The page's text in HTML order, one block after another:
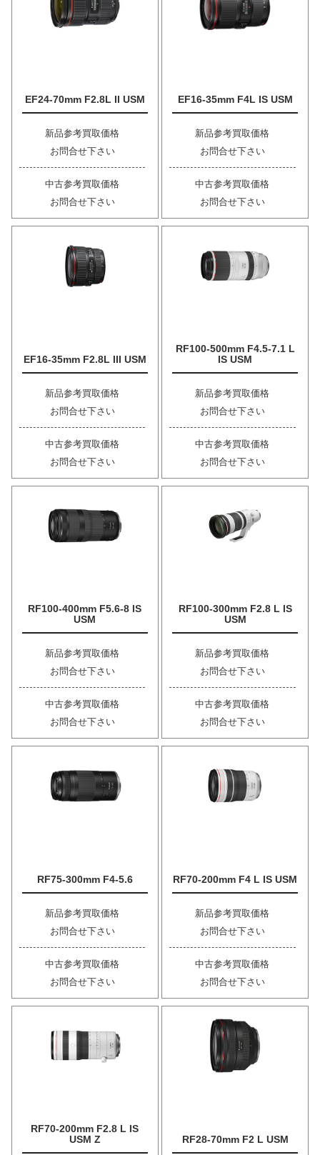
EF24-70mm F2.8L II USM
新品参考買取価格
お問合せ下さい
中古参考買取価格
お問合せ下さい
EF16-35mm F4L IS USM
新品参考買取価格
お問合せ下さい
中古参考買取価格
お問合せ下さい
EF16-35mm F2.8L III USM
新品参考買取価格
お問合せ下さい
中古参考買取価格
お問合せ下さい
RF100-500mm F4.5-7.1 L
IS USM
新品参考買取価格
お問合せ下さい
中古参考買取価格
お問合せ下さい
RF100-400mm F5.6-8 IS
USM
新品参考買取価格
お問合せ下さい
中古参考買取価格
お問合せ下さい
RF100-300mm F2.8 L IS
USM
新品参考買取価格
お問合せ下さい
中古参考買取価格
お問合せ下さい
RF75-300mm F4-5.6
新品参考買取価格
お問合せ下さい
中古参考買取価格
お問合せ下さい
RF70-200mm F4 L IS USM
新品参考買取価格
お問合せ下さい
中古参考買取価格
お問合せ下さい
RF70-200mm F2.8 L IS
USM Z
RF28-70mm F2 L USM